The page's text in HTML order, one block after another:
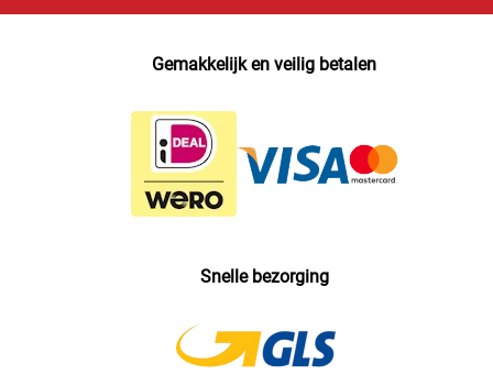
Gemakkelijk en veilig betalen
Snelle bezorging